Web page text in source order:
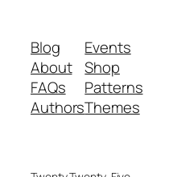
Blog
About
FAQs
Authors
Events
Shop
Patterns
Themes